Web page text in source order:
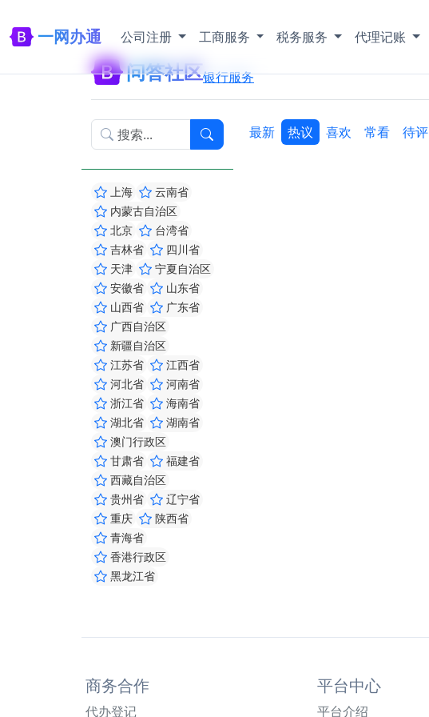
一网办通 公司注册 工商服务 税务服务 代理记账
问答社区银行服务
上海
云南省
内蒙古自治区
北京
台湾省
吉林省
四川省
天津
宁夏自治区
安徽省
山东省
山西省
广东省
广西自治区
新疆自治区
江苏省
江西省
河北省
河南省
浙江省
海南省
湖北省
湖南省
澳门行政区
甘肃省
福建省
西藏自治区
贵州省
辽宁省
重庆
陕西省
青海省
香港行政区
黑龙江省
最新 热议 喜欢 常看 待评
商务合作
代办登记
平台中心
平台介绍